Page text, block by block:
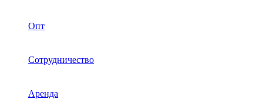
Опт
Сотрудничество
Аренда